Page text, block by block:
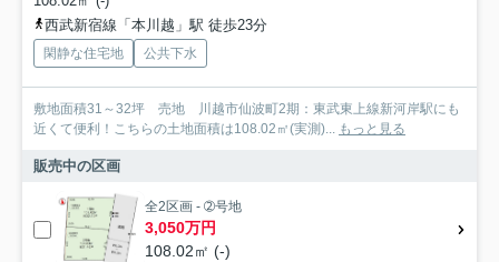
西武新宿線「本川越」駅 徒歩23分
閑静な住宅地 公共下水
敷地面積31～32坪 売地 川越市仙波町2期：東武東上線新河岸駅にも
近くて便利！こちらの土地面積は108.02㎡(実測)... もっと見る
販売中の区画
全2区画 - ➁号地
3,050万円
108.02㎡ (-)